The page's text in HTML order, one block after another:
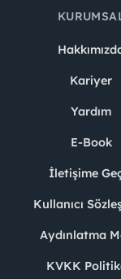
Kariyer
Yardım
E-Book
İletişime
Kullanıcı
Aydınlatma
KVKK